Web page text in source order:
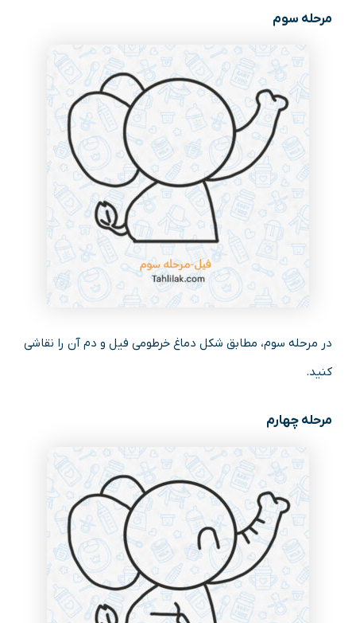
مرحله سوم
در مرحله سوم، مطابق شکل دماغ خرطومی فیل و دم آن را نقاشی
کنید.
مرحله چهارم